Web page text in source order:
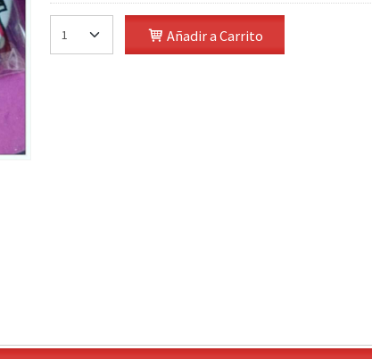
Añadir a Carrito